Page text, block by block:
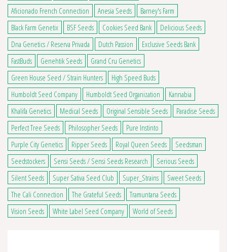
Aficionado French Connection
Anesia Seeds
Barney's Farm
Black Farm Genetix
BSF Seeds Cookies Seed Bank
Delicious Seeds
Dna Genetics / Reserva Privada
Dutch Passion
Exclusive Seeds Bank
FastBuds
Genehtik Seeds
Grand Cru Genetics
Green House Seed / Strain Hunters
High Speed Buds
Humboldt Seed Company
Humboldt Seed Organization
Kannabia
Khalifa Genetics
Medical Seeds Original Sensible Seeds
Paradise Seeds
Perfect Tree Seeds
Philosopher Seeds
Pure Instinto
Purple City Genetics
Ripper Seeds Royal Queen Seeds
Seedsman
Seedstockers
Sensi Seeds / Sensi Seeds Research
Serious Seeds
Silent Seeds
Super Sativa Seed Club Super_Strains
Sweet Seeds
The Cali Connection
The Grateful Seeds
Tramuntana Seeds
Vision Seeds
White Label Seed Company World of Seeds